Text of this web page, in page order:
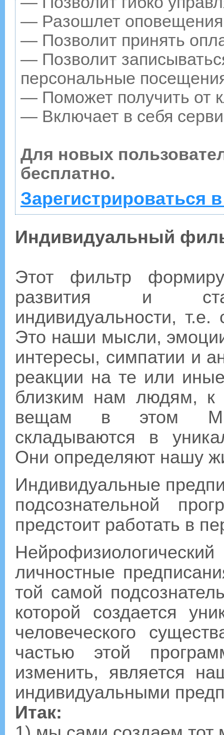
— Разошлет оповещения
— Позволит принять
— Позволит
персональные
— Поможет получить от
— Включает в себя
Для новых
бесплатно.
Зарегистрироваться
Индивидуальный
Этот фильтр
развития и
индивидуальности,
Это наши мысли,
интересы, симпатии и
реакции на те или
близким нам людям,
вещам в этом
складываются в
Они определяют нашу
Индивидуальные
подсознательной
предстоит работать в
личностные
той самой
которой создается
человеческого
частью этой
изменить, является
индивидуальными
Итак: